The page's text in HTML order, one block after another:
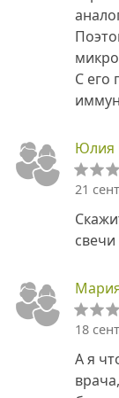
С его
Юлия
21
18
А я